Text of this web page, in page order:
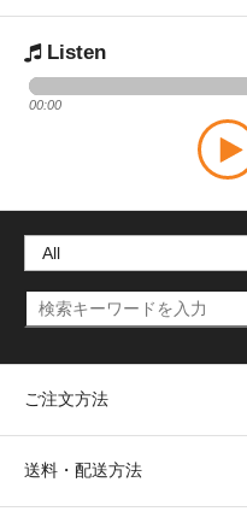
Listen
00:00
ご注文方法
送料・配送方法